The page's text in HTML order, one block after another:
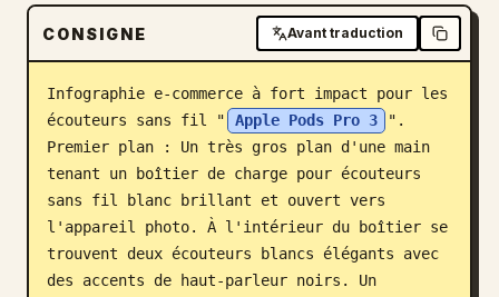
Télécharger
Blog
Mises à jour
CONSIGNE Avant traduction
Infographie e-commerce à fort impact pour les
écouteurs sans fil "
Apple Pods Pro 3
".
Premier plan : Un très gros plan d'une main
tenant un boîtier de charge pour écouteurs
sans fil blanc brillant et ouvert vers
l'appareil photo. À l'intérieur du boîtier se
trouvent deux écouteurs blancs élégants avec
des accents de haut-parleur noirs. Un